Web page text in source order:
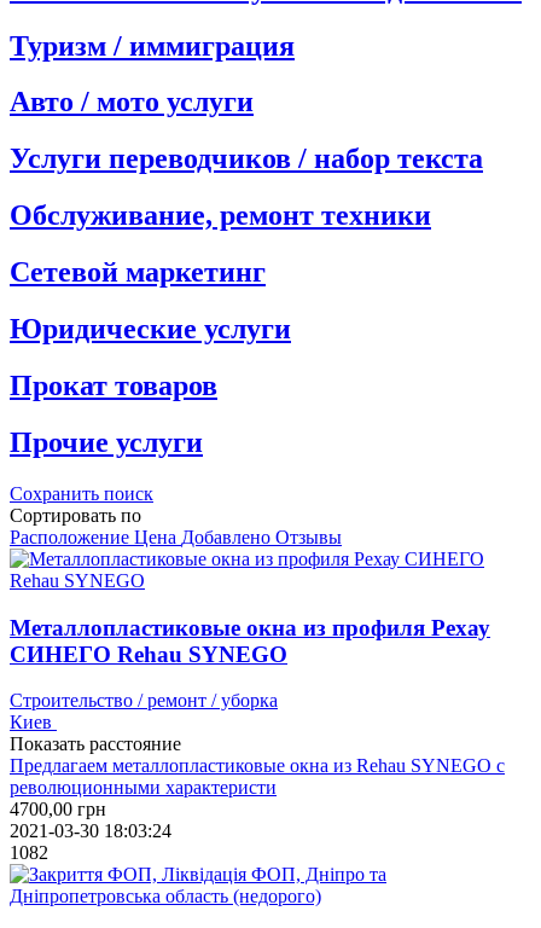
Туризм / иммиграция
Авто / мото услуги
Услуги переводчиков / набор текста
Обслуживание, ремонт техники
Сетевой маркетинг
Юридические услуги
Прокат товаров
Прочие услуги
Сохранить поиск
Сортировать по
Расположение Цена Добавлено Отзывы
Металлопластиковые окна из профиля Рехау
СИНЕГО Rehau SYNEGO
Строительство / ремонт / уборка
Киев
Показать расстояние
Предлагаем металлопластиковые окна из Rehau SYNEGO с
революционными характеристи
4700,00 грн
2021-03-30 18:03:24
1082